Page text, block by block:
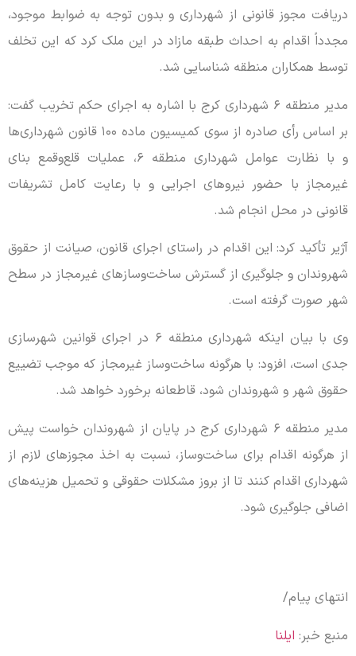
دریافت مجوز قانونی از شهرداری و بدون توجه به ضوابط موجود،
مجدداً اقدام به احداث طبقه مازاد در این ملک کرد که این تخلف
توسط همکاران منطقه شناسایی شد.
مدیر منطقه ۶ شهرداری کرج با اشاره به اجرای حکم تخریب گفت:
بر اساس رأی صادره از سوی کمیسیون ماده ۱۰۰ قانون شهرداری‌ها
و با نظارت عوامل شهرداری منطقه ۶، عملیات قلع‌وقمع بنای
غیرمجاز با حضور نیروهای اجرایی و با رعایت کامل تشریفات
قانونی در محل انجام شد.
آژیر تأکید کرد: این اقدام در راستای اجرای قانون، صیانت از حقوق
شهروندان و جلوگیری از گسترش ساخت‌وسازهای غیرمجاز در سطح
شهر صورت گرفته است.
وی با بیان اینکه شهرداری منطقه ۶ در اجرای قوانین شهرسازی
جدی است، افزود: با هرگونه ساخت‌وساز غیرمجاز که موجب تضییع
حقوق شهر و شهروندان شود، قاطعانه برخورد خواهد شد.
مدیر منطقه ۶ شهرداری کرج در پایان از شهروندان خواست پیش
از هرگونه اقدام برای ساخت‌وساز، نسبت به اخذ مجوزهای لازم از
شهرداری اقدام کنند تا از بروز مشکلات حقوقی و تحمیل هزینه‌های
اضافی جلوگیری شود.
انتهای پیام/
منبع خبر: ایلنا